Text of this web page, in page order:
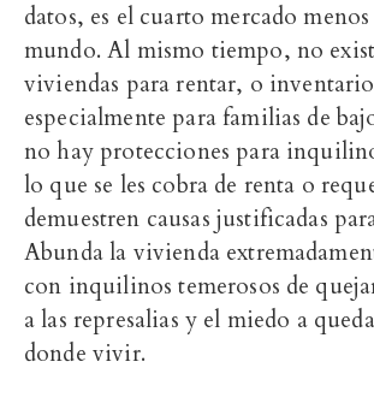
datos, es el cuarto mercado
mundo. Al mismo tiempo, no
viviendas para rentar, o
especialmente para familias de
no hay protecciones para
lo que se les cobra de renta o
demuestren causas justificadas
Abunda la vivienda
con inquilinos temerosos de
a las represalias y el miedo a
donde vivir.